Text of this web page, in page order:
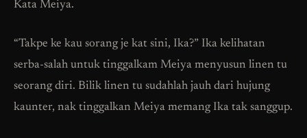
Kata Meiya.
“Takpe ke kau sorang je kat sini, Ika?” Ika kelihatan
serba-salah untuk tinggalkam Meiya menyusun linen tu
seorang diri. Bilik linen tu sudahlah jauh dari hujung
kaunter, nak tinggalkan Meiya memang Ika tak sanggup.